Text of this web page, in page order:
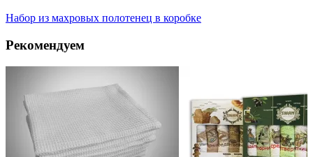
Набор из махровых полотенец в коробке
Рекомендуем